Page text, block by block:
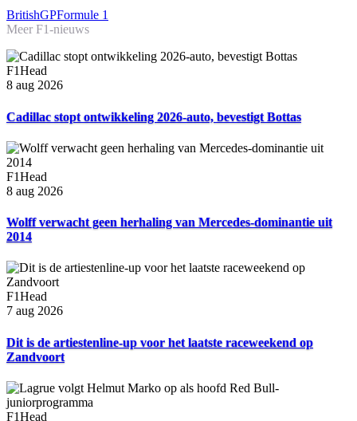
BritishGPFormule 1
Meer F1-nieuws
F1Head
8 aug 2026
Cadillac stopt ontwikkeling 2026-auto, bevestigt Bottas
F1Head
8 aug 2026
Wolff verwacht geen herhaling van Mercedes-dominantie uit
2014
F1Head
7 aug 2026
Dit is de artiestenline-up voor het laatste raceweekend op
Zandvoort
F1Head